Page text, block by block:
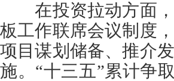
在投资拉动方面，
板工作联席会议制度
项目谋划储备、推介
施。“十三五”累计争